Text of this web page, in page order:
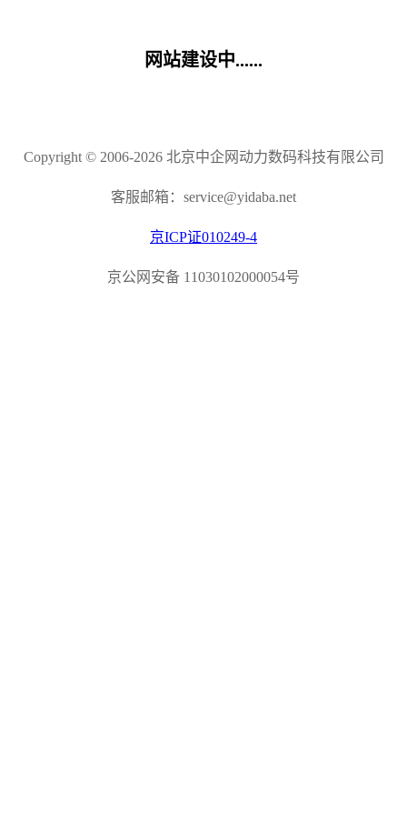
网站建设中......
Copyright © 2006-2026 北京中企网动力数码科技有限公司
客服邮箱：service@yidaba.net
京ICP证010249-4
京公网安备 11030102000054号